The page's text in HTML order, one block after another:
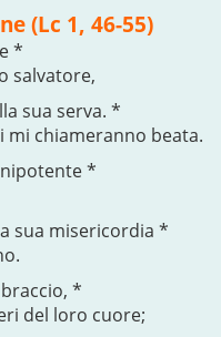
(Lc 1, 46-55)
*
salvatore,
sua serva. *
chiameranno beata.
*
sua misericordia *
*
del loro cuore;